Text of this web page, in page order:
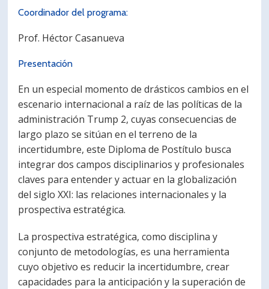
Coordinador del programa:
Prof. Héctor Casanueva
Presentación
En un especial momento de drásticos cambios en el
escenario internacional a raíz de las políticas de la
administración Trump 2, cuyas consecuencias de
largo plazo se sitúan en el terreno de la
incertidumbre, este Diploma de Postítulo busca
integrar dos campos disciplinarios y profesionales
claves para entender y actuar en la globalización
del siglo XXI: las relaciones internacionales y la
prospectiva estratégica.
La prospectiva estratégica, como disciplina y
conjunto de metodologías, es una herramienta
cuyo objetivo es reducir la incertidumbre, crear
capacidades para la anticipación y la superación de